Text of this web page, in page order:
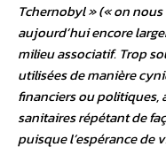
Tchernobyl » (« on
aujourd’hui encore
milieu associatif. Trop
utilisées de manière
financiers ou politiques,
sanitaires répétant de
puisque l’espérance de